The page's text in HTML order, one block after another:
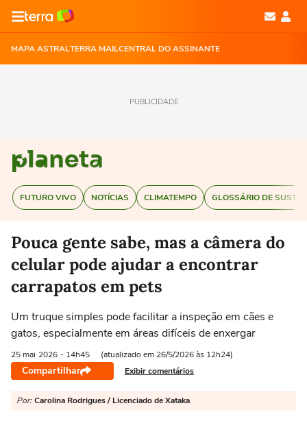
MAPA ASTRALTERRA MAILCENTRAL DO ASSINANTE
PUBLICIDADE
FUTURO VIVO NOTÍCIAS CLIMATEMPO GLOSSÁRIO DE
Pouca gente sabe, mas a câmera do
celular pode ajudar a encontrar
carrapatos em pets
Um truque simples pode facilitar a inspeção em cães e
gatos, especialmente em áreas difíceis de enxergar
25 mai 2026 - 14h45 (atualizado em 26/5/2026 às 12h24)
Compartilhar Exibir comentários
Por: Carolina Rodrigues / Licenciado de Xataka